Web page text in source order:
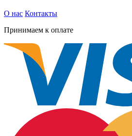
О нас Контакты
Принимаем к оплате